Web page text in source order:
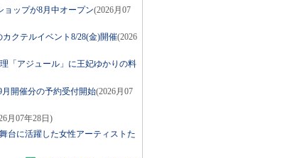
ョップが8月中オープン(2026月07
クテルイベント8/28(金)開催(2026
「アジュール」に王妃ゆかりの料
開催分の予約受付開始(2026月07
月07年28日)
台に活躍した女性アーティストた